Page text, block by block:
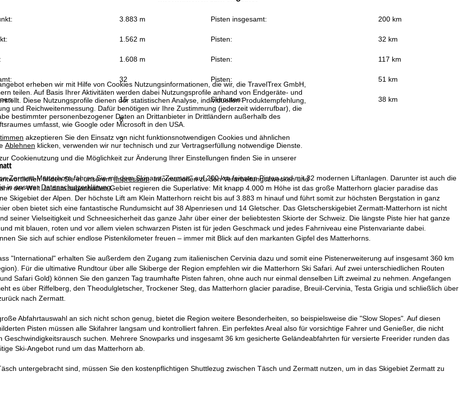
erheben wir mit Hilfe von Cookies Nutzungsinformationen, die wir, die TravelTrex GmbH,
teilen. Auf Basis Ihrer Aktivitäten werden dabei Nutzungsprofile anhand von Endgeräte- und
Diese Nutzungsprofile dienen der statistischen Analyse, individuellen Produktempfehlung,
und Reichweitenmessung. Dafür benötigen wir Ihre Zustimmung (jederzeit widerrufbar), die
bestimmter personenbezogener Daten an Drittanbieter in Drittländern außerhalb des
umfasst, wie Google oder Microsoft in den USA.
akzeptieren Sie den Einsatz von nicht funktionsnotwendigen Cookies und ähnlichen
Ablehnen klicken, verwenden wir nur technisch und zur Vertragserfüllung notwendige Dienste.
Cookienutzung und die Möglichkeit zur Änderung Ihrer Einstellungen finden Sie in unserer
finden Sie in unseremImpressum. Informationen zu den Verarbeitungszwecken und
in unsererDatenschutzerklärung.
3.883 m Pisten insgesamt: 200 km
1.562 m Pisten: 32 km
1.608 m Pisten: 117 km
32 Pisten: 51 km
15 Skirouten: 38 km
8
9
Zermatt-Matterhorn fahren Sie mit dem Skipass "Zermatt" auf 200 km feinsten Pisten und mit 32 modernen Liftanlagen. Darunter ist auch die
der Welt. In dem sagenhaften Gebiet regieren die Superlative: Mit knapp 4.000 m Höhe ist das große Matterhorn glacier paradise das
Skigebiet der Alpen. Der höchste Lift am Klein Matterhorn reicht bis auf 3.883 m hinauf und führt somit zur höchsten Bergstation in ganz
oben bietet sich eine fantastische Rundumsicht auf 38 Alpenriesen und 14 Gletscher. Das Gletscherskigebiet Zermatt-Matterhorn ist nicht
seiner Vielseitigkeit und Schneesicherheit das ganze Jahr über einer der beliebtesten Skiorte der Schweiz. Die längste Piste hier hat ganze
mit blauen, roten und vor allem vielen schwarzen Pisten ist für jeden Geschmack und jedes Fahrniveau eine Pistenvariante dabei.
Sie sich auf schier endlose Pistenkilometer freuen – immer mit Blick auf den markanten Gipfel des Matterhorns.
"International" erhalten Sie außerdem den Zugang zum italienischen Cervinia dazu und somit eine Pistenerweiterung auf insgesamt 360 km
Für die ultimative Rundtour über alle Skiberge der Region empfehlen wir die Matterhorn Ski Safari. Auf zwei unterschiedlichen Routen
Safari Gold) können Sie den ganzen Tag traumhafte Pisten fahren, ohne auch nur einmal denselben Lift zweimal zu nehmen. Angefangen
es über Riffelberg, den Theodulgletscher, Trockener Steg, das Matterhorn glacier paradise, Breuil-Cervinia, Testa Grigia und schließlich über
nach Zermatt.
Abfahrtauswahl an sich nicht schon genug, bietet die Region weitere Besonderheiten, so beispielsweise die "Slow Slopes". Auf diesen
Pisten müssen alle Skifahrer langsam und kontrolliert fahren. Ein perfektes Areal also für vorsichtige Fahrer und Genießer, die nicht
Geschwindigkeitsrausch suchen. Mehrere Snowparks und insgesamt 36 km gesicherte Geländeabfahrten für versierte Freerider runden das
Ski-Angebot rund um das Matterhorn ab.
untergebracht sind, müssen Sie den kostenpflichtigen Shuttlezug zwischen Täsch und Zermatt nutzen, um in das Skigebiet Zermatt zu